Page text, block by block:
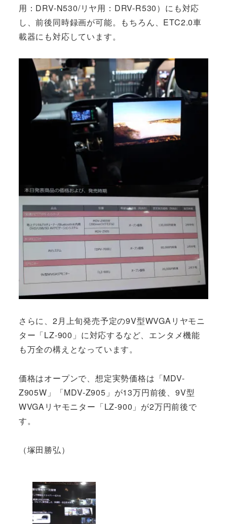
用：DRV-N530/リヤ用：DRV-R530）にも対応
し、前後同時録画が可能。もちろん、ETC2.0車
載器にも対応しています。
さらに、2月上旬発売予定の9V型WVGAリヤモニ
ター「LZ-900」に対応するなど、エンタメ機能
も万全の構えとなっています。
価格はオープンで、想定実勢価格は「MDV-
Z905W」「MDV-Z905」が13万円前後、9V型
WVGAリヤモニター「LZ-900」が2万円前後で
す。
（塚田勝弘）